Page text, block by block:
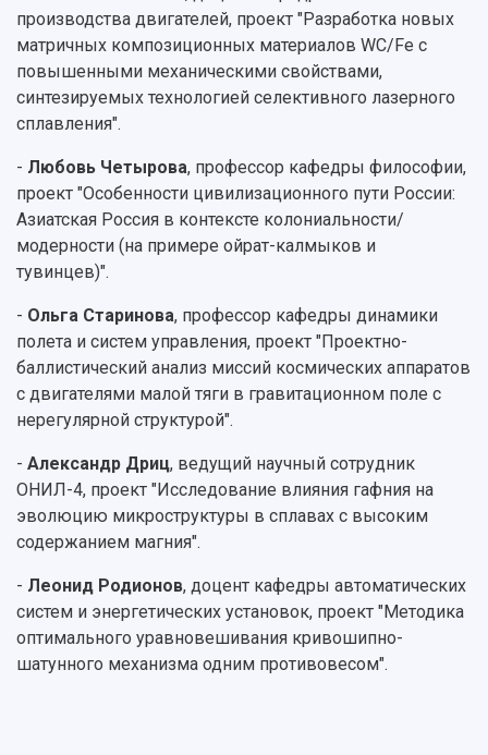
производства двигателей, проект "Разработка новых
матричных композиционных материалов WC/Fe с
повышенными механическими свойствами,
синтезируемых технологией селективного лазерного
сплавления".
- Любовь Четырова, профессор кафедры философии,
проект "Особенности цивилизационного пути России:
Азиатская Россия в контексте колониальности/
модерности (на примере ойрат-калмыков и
тувинцев)".
- Ольга Старинова, профессор кафедры динамики
полета и систем управления, проект "Проектно-
баллистический анализ миссий космических аппаратов
с двигателями малой тяги в гравитационном поле с
нерегулярной структурой".
- Александр Дриц, ведущий научный сотрудник
ОНИЛ-4, проект "Исследование влияния гафния на
эволюцию микроструктуры в сплавах с высоким
содержанием магния".
- Леонид Родионов, доцент кафедры автоматических
систем и энергетических установок, проект "Методика
оптимального уравновешивания кривошипно-
шатунного механизма одним противовесом".